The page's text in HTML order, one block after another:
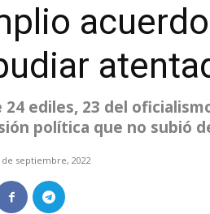
24 ediles, 23 del
política que no subió
septiembre, 2022